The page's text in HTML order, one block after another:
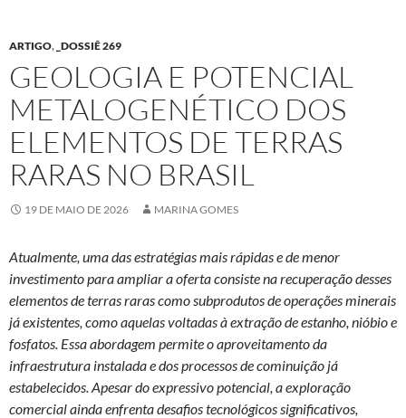
ARTIGO, _DOSSIÊ 269
GEOLOGIA E POTENCIAL
METALOGENÉTICO DOS
ELEMENTOS DE TERRAS
RARAS NO BRASIL
19 DE MAIO DE 2026 MARINA GOMES
Atualmente, uma das estratégias mais rápidas e de menor
investimento para ampliar a oferta consiste na recuperação desses
elementos de terras raras como subprodutos de operações minerais
já existentes, como aquelas voltadas à extração de estanho, nióbio e
fosfatos. Essa abordagem permite o aproveitamento da
infraestrutura instalada e dos processos de cominuição já
estabelecidos.Apesar do expressivo potencial, a exploração
comercial ainda enfrenta desafios tecnológicos significativos,